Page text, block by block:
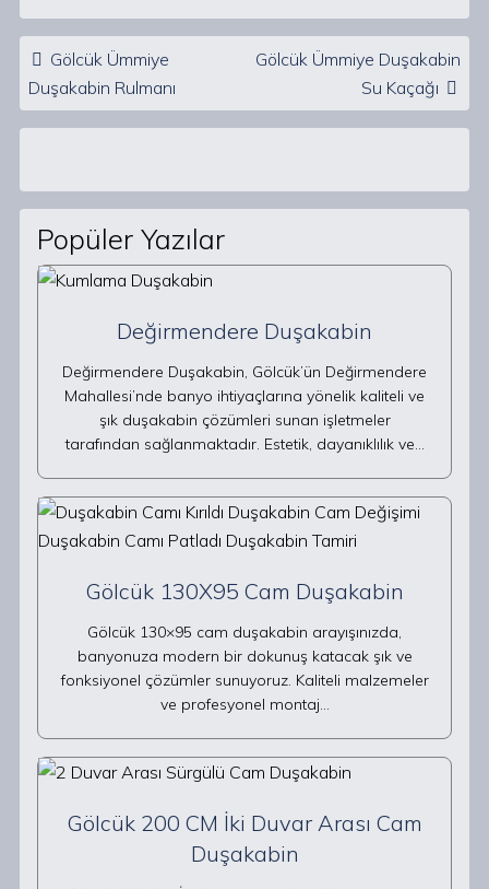
Post navigation
Gölcük Ümmiye
Duşakabin Rulmanı
Gölcük Ümmiye Duşakabin
Su Kaçağı
Popüler Yazılar
Değirmendere Duşakabin
Değirmendere Duşakabin, Gölcük’ün Değirmendere
Mahallesi’nde banyo ihtiyaçlarına yönelik kaliteli ve
şık duşakabin çözümleri sunan işletmeler
tarafından sağlanmaktadır. Estetik, dayanıklılık ve…
Gölcük 130X95 Cam Duşakabin
Gölcük 130×95 cam duşakabin arayışınızda,
banyonuza modern bir dokunuş katacak şık ve
fonksiyonel çözümler sunuyoruz. Kaliteli malzemeler
ve profesyonel montaj…
Gölcük 200 CM İki Duvar Arası Cam
Duşakabin